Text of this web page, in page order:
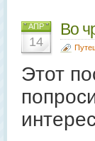
АПР
14
Во
Этот